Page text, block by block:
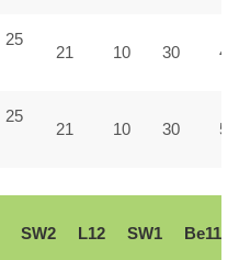
25
21 10 30 45
25
21 10 30 55
SW2 L12 SW1 Вe11